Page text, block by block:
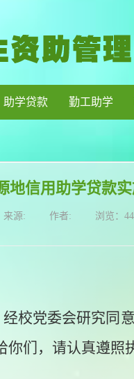
助学贷款 勤工助学
地信用助学贷款实
来源: 作者: 浏览：
校党委会研究同
们，请认真遵照